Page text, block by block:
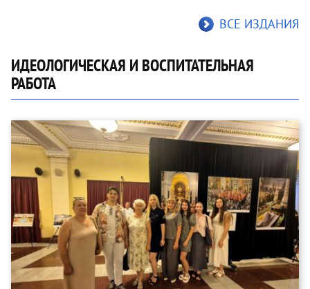
ВСЕ ИЗДАНИЯ
ИДЕОЛОГИЧЕСКАЯ И ВОСПИТАТЕЛЬНАЯ
РАБОТА